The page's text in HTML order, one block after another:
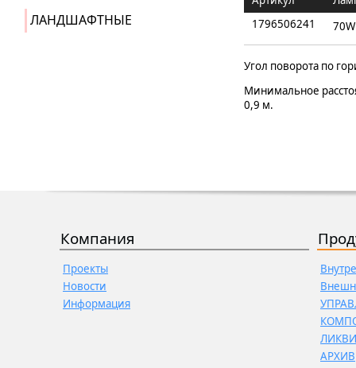
ЛАНДШАФТНЫЕ
1796506241
Угол поворота по
Минимальное
0,9 м.
Компания
Проекты
Новости
Информация
АРХИВ